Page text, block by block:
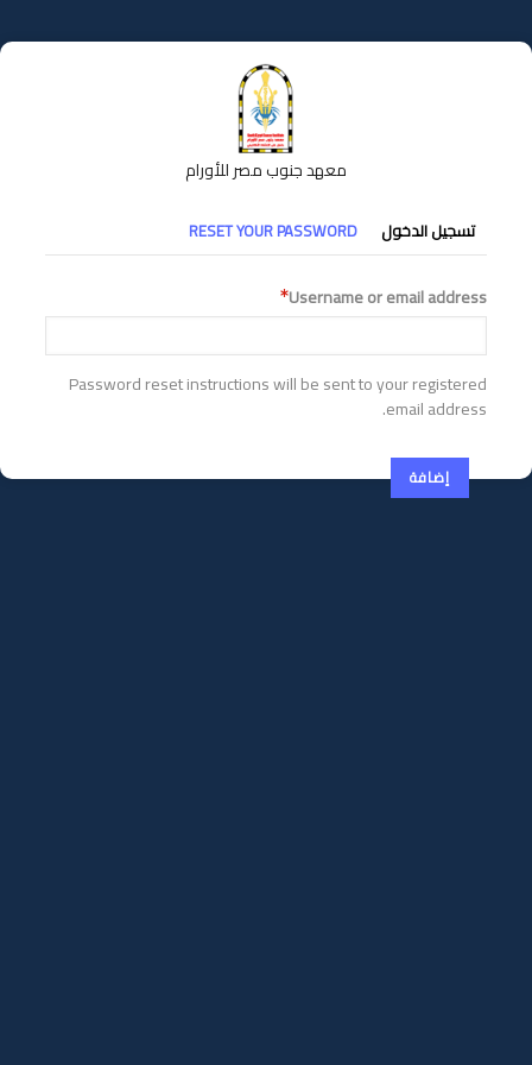
إلى
المحتوى
معهد جنوب مصر للأورام
التبويبات
الأساسية
تسجيل الدخول RESET YOUR PASSWORD
Username or email address
Password reset instructions will be sent to your registered
email address.